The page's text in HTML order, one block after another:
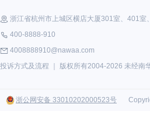
浙江省杭州市上城区横店大厦301室、401
400-8888-910
4008888910@nawaa.com
投诉方式及流程 ｜ 版权所有2004-2026 未经南
浙公网安备 33010202000523号